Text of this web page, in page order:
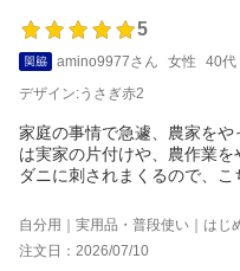
5
amino9977さん
女性
40代
デザイン:うさぎ赤2
家庭の事情で急遽、農家を
は実家の片付けや、農作業
ダニに刺されまくるので、こ
農作業に限らず、幼稚園や小
おすすめです！
手首のところがすぼまってる
自分用｜実用品・普段使い｜はじ
注文日：2026/07/10